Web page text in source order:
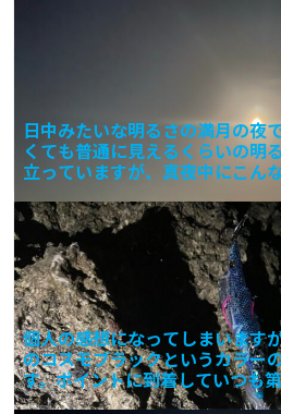
日中みたいな明るさの満月の夜
くても普通に見えるくらいの明
立っていますが、真夜中にこん
個人の感想になってしまいます
のコスモブラックというカラー
す。ポイントに到着していつも
ることに